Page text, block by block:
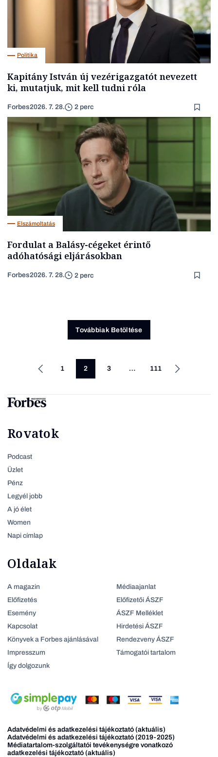
Politika
Kapitány István új vezérigazgatót nevezett
ki, mutatjuk, mit kell tudni róla
Forbes2026. 7. 28. 2 perc
Elszámoltatás
Fordulat a Balásy-cégeket érintő
adóhatósági eljárásokban
Forbes2026. 7. 28. 2 perc
Továbbiak Betöltése
1 2 3 … 111
Rovatok
Podcast
Üzlet
Pénz
Legyél jobb
A jó élet
Women
Napi címlap
Oldalak
A magazin
Előfizetés
Esemény
Kapcsolat
Könyvek a Forbes ajánlásával
Impresszum
Így dolgozunk
Médiaajanlat
Előfizetői ÁSZF
ÁSZF Melléklet
Hirdetési ÁSZF
Rendezveny ÁSZF
Támogatói tartalom
Adatvédelmi és adatkezelési tájékoztató (aktuális)
Adatvédelmi és adatkezelési tájékoztató (2019-2025)
Médiatartalom-szolgáltatói tevékenységre vonatkozó
adatkezelési tájékoztató (aktuális)